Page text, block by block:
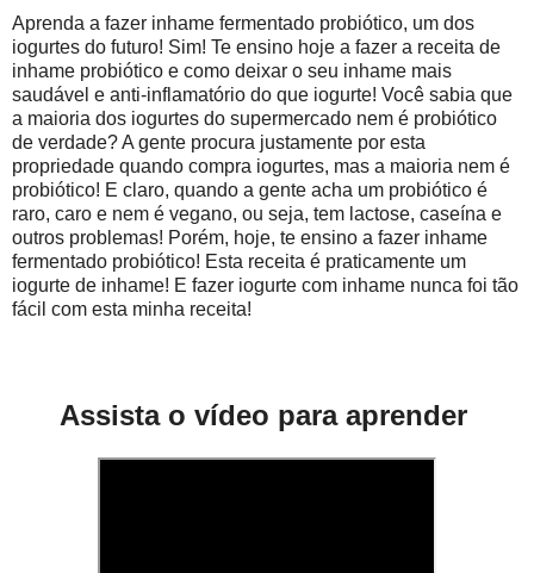
Aprenda a fazer inhame fermentado probiótico, um dos
iogurtes do futuro! Sim! Te ensino hoje a fazer a receita de
inhame probiótico e como deixar o seu inhame mais
saudável e anti-inflamatório do que iogurte! Você sabia que
a maioria dos iogurtes do supermercado nem é probiótico
de verdade? A gente procura justamente por esta
propriedade quando compra iogurtes, mas a maioria nem é
probiótico! E claro, quando a gente acha um probiótico é
raro, caro e nem é vegano, ou seja, tem lactose, caseína e
outros problemas! Porém, hoje, te ensino a fazer inhame
fermentado probiótico! Esta receita é praticamente um
iogurte de inhame! E fazer iogurte com inhame nunca foi tão
fácil com esta minha receita!
Assista o vídeo para aprender